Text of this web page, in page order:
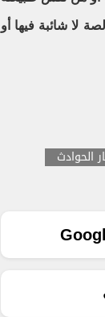
لا شائبة فيها أو
الحوادث